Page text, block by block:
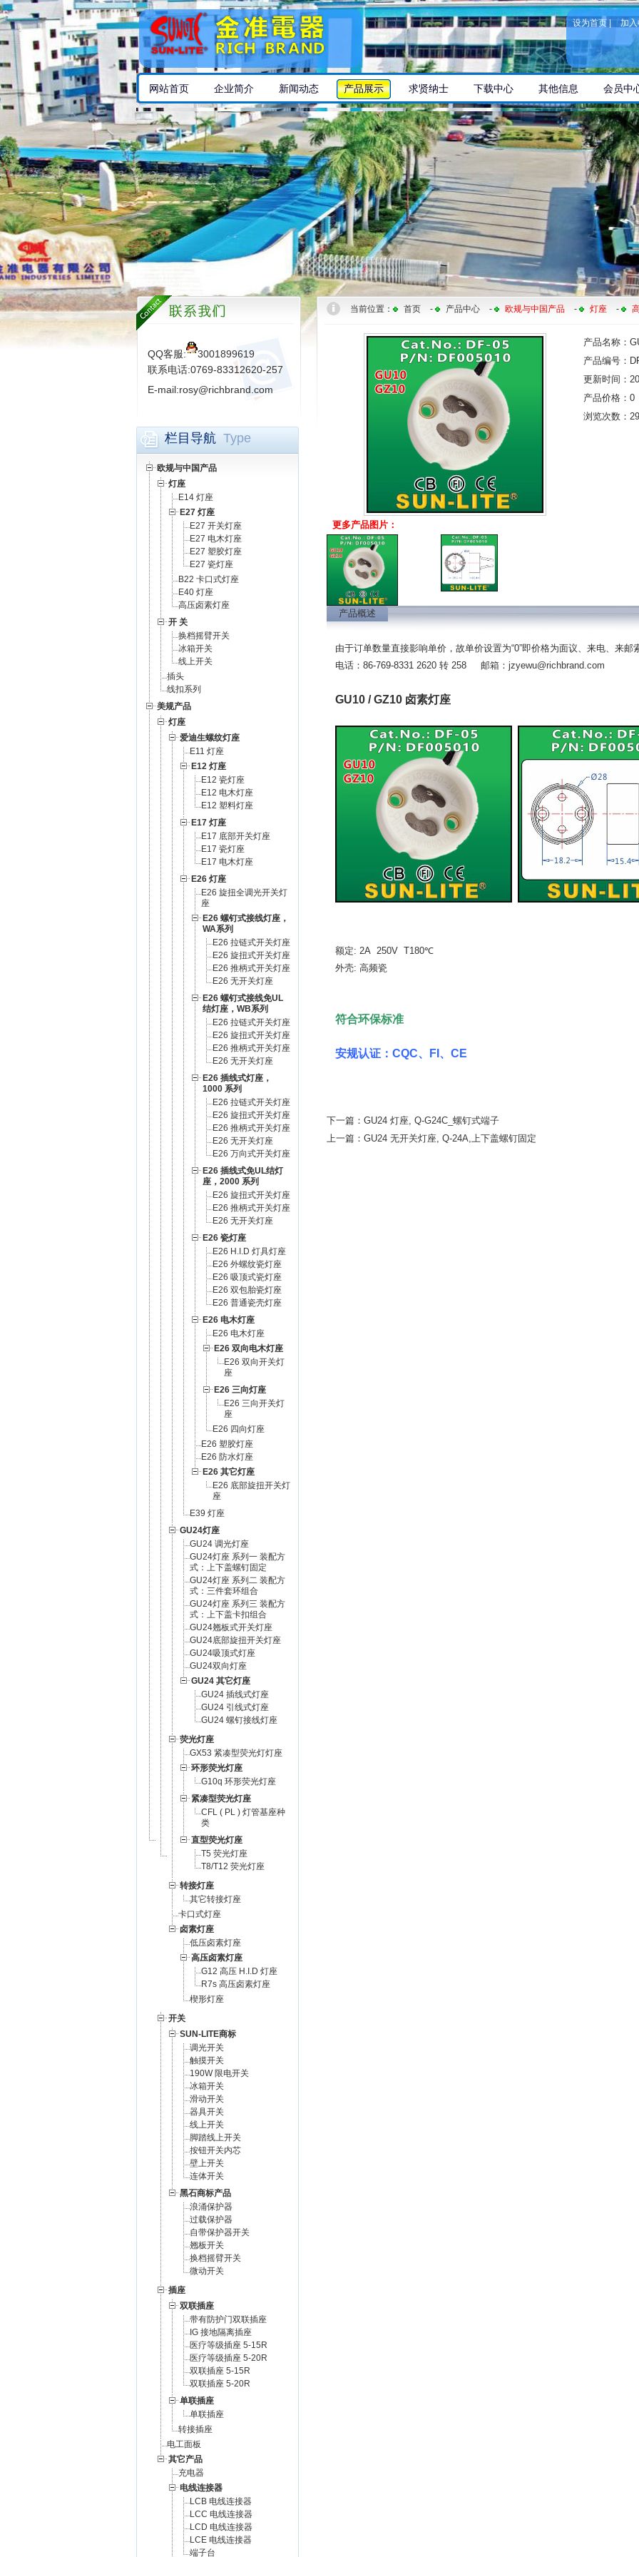
设为首页 加
网站首页 企业简介 新闻动态 产品展示 求贤纳士 下载中心 其他信息 会员中
QQ客服:
3001899619
联系电话:0769-83312620-257
E-mail:rosy@richbrand.com
栏目导航 Type
欧规与中国产品
灯座
E14 灯座
E27 灯座
E27 开关灯座
E27 电木灯座
E27 塑胶灯座
E27 瓷灯座
B22 卡口式灯座
E40 灯座
高压卤素灯座
开 关
换档摇臂开关
冰箱开关
线上开关
插头
线扣系列
美规产品
灯座
爱迪生螺纹灯座
E11 灯座
E12 灯座
E12 瓷灯座
E12 电木灯座
E12 塑料灯座
E17 灯座
E17 底部开关灯座
E17 瓷灯座
E17 电木灯座
E26 灯座
E26 旋扭全调光开关灯
座
E26 螺钉式接线灯座，
WA系列
E26 拉链式开关灯座
E26 旋扭式开关灯座
E26 推柄式开关灯座
E26 无开关灯座
E26 螺钉式接线免UL
结灯座，WB系列
E26 拉链式开关灯座
E26 旋扭式开关灯座
E26 推柄式开关灯座
E26 无开关灯座
E26 插线式灯座，
1000 系列
E26 拉链式开关灯座
E26 旋扭式开关灯座
E26 推柄式开关灯座
E26 无开关灯座
E26 万向式开关灯座
E26 插线式免UL结灯
座，2000 系列
E26 旋扭式开关灯座
E26 推柄式开关灯座
E26 无开关灯座
E26 瓷灯座
E26 H.I.D 灯具灯座
E26 外螺纹瓷灯座
E26 吸顶式瓷灯座
E26 双包胎瓷灯座
E26 普通瓷壳灯座
E26 电木灯座
E26 电木灯座
E26 双向电木灯座
E26 双向开关灯
座
E26 三向灯座
E26 三向开关灯
座
E26 四向灯座
E26 塑胶灯座
E26 防水灯座
E26 其它灯座
E26 底部旋扭开关灯
座
E39 灯座
GU24灯座
GU24 调光灯座
GU24灯座 系列一 装配方
式：上下盖螺钉固定
GU24灯座 系列二 装配方
式：三件套环组合
GU24灯座 系列三 装配方
式：上下盖卡扣组合
GU24翘板式开关灯座
GU24底部旋扭开关灯座
GU24吸顶式灯座
GU24双向灯座
GU24 其它灯座
GU24 插线式灯座
GU24 引线式灯座
GU24 螺钉接线灯座
荧光灯座
GX53 紧凑型荧光灯灯座
环形荧光灯座
G10q 环形荧光灯座
紧凑型荧光灯座
CFL ( PL ) 灯管基座种
类
直型荧光灯座
T5 荧光灯座
T8/T12 荧光灯座
转接灯座
其它转接灯座
卡口式灯座
卤素灯座
低压卤素灯座
高压卤素灯座
G12 高压 H.I.D 灯座
R7s 高压卤素灯座
楔形灯座
开关
SUN-LITE商标
调光开关
触摸开关
190W 限电开关
冰箱开关
滑动开关
器具开关
线上开关
脚踏线上开关
按钮开关内芯
壁上开关
连体开关
黑石商标产品
浪涌保护器
过载保护器
自带保护器开关
翘板开关
换档摇臂开关
微动开关
插座
双联插座
带有防护门双联插座
IG 接地隔离插座
医疗等级插座 5-15R
医疗等级插座 5-20R
双联插座 5-15R
双联插座 5-20R
单联插座
单联插座
转接插座
电工面板
其它产品
充电器
电线连接器
LCB 电线连接器
LCC 电线连接器
LCD 电线连接器
LCE 电线连接器
端子台
当前位置： 首页 - 产品中心 - 欧规与中国产品 - 灯座 -
产品名称：
产品编号：
更新时间：
产品价格：0
浏览次数：29
更多产品图片：
产品概述
由于订单数量直接影响单价，故单价设置为“0”即价格为面议、来电、来邮
电话：86-769-8331 2620 转 258 邮箱： jzyewu@richbrand.com
GU10 / GZ10 卤素灯座
额定: 2A 250V T180℃
外壳: 高频瓷
符合环保标准
安规认证：CQC、FI、CE
下一篇： GU24 灯座, Q-G24C_螺钉式端子
上一篇： GU24 无开关灯座, Q-24A,上下盖螺钉固定